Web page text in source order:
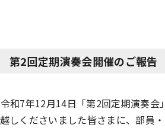
2回定期演奏会開催のご報告
和7年12月14日「第2回定期演奏会
しくださいました皆さまに、部員